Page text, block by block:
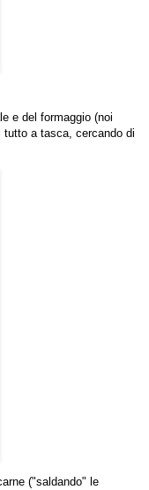
e del formaggio (noi
a tasca, cercando di
("saldando" le